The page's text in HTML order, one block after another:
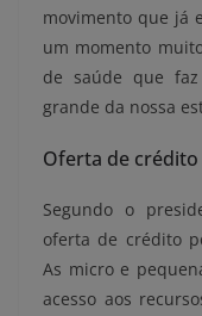
movimento que já
um momento
de saúde que
grande da nossa
Oferta de crédito
Segundo o
oferta de crédito
As micro e
acesso aos